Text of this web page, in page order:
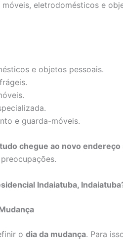
eletrodomésticos e
e objetos pessoais.
e guarda-móveis.
tudo chegue ao novo endereço
Indaiatuba,
o dia da mudança. Para